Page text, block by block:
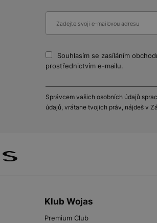
Souhlasím se zasíláním
prostřednictvím e-mailu.
Správcem vašich osobních údajů
údajů, vrátane tvojich práv, nájdeš v
Klub Wojas
Premium Club